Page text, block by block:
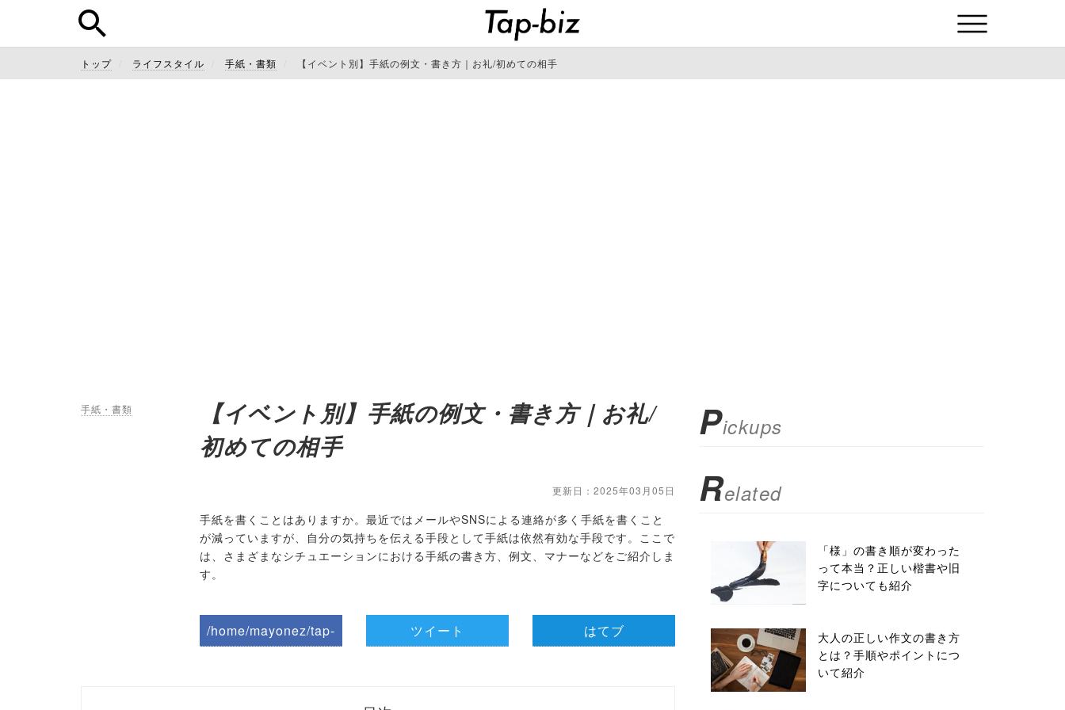
トップ ライフスタイル 手紙・書類 【イベント別】手紙の例文・書き方｜お礼/初めての相手
手紙・書類
【イベント別】手紙の例文・書き方｜お礼/
初めての相手
更新日：2025年03月05日
手紙を書くことはありますか。最近ではメールやSNSによる連絡が多く手紙を書くこと
が減っていますが、自分の気持ちを伝える手段として手紙は依然有効な手段です。ここで
は、さまざまなシチュエーションにおける手紙の書き方、例文、マナーなどをご紹介しま
す。
/home/mayonez/tap-
ツイート はてブ
Pickups
Related
「様」の書き順が変わった
って本当？正しい楷書や旧
字についても紹介
大人の正しい作文の書き方
とは？手順やポイントにつ
いて紹介